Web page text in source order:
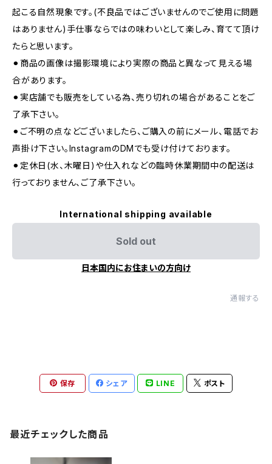
起こる自然現象です。(不良品ではございませんのでご使用に問題
はありません)手仕事ならではの味わいとして楽しみ、育てて頂け
たらと思います。
⚫︎商品の画像は撮影環境により実際の商品と異なって見える場
合があります。
⚫︎実店舗でも販売をしている為、売り切れの場合があることをご
了承下さい。
⚫︎ご不明の点などございましたら、ご購入の前にメール、電話でお
声掛け下さい。InstagramのDMでも受け付けております。
⚫︎定休日(水、木曜日)や仕入れなどの臨時休業期間中の配送は
行っておりません、ご了承下さい。
International shipping available
Sold out
日本国内にお住まいの方向け
通報する
保存 シェア LINE ポスト
最近チェックした商品